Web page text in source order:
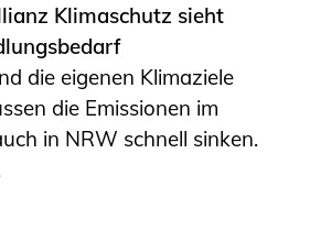
Klimaschutz sieht
die eigenen Klimaziele
die Emissionen im
in NRW schnell sinken.